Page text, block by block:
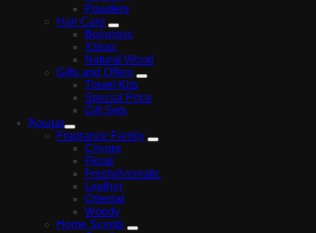
Powders
Hair Care
Βούρτσες
Χτένες
Natural Wood
Gifts and Offers
Travel Kits
Special Price
Gift Sets
Άρωμα
Fragrance Family
Chypre
Floral
Fresh/Aromatic
Leather
Oriental
Woody
Home Scents